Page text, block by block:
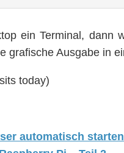
ein Terminal, dann
grafische Ausgabe in
today)
automatisch starten